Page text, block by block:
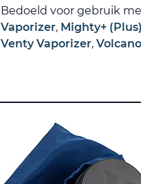
Bedoeld voor gebruik
Vaporizer, Mighty+
Venty Vaporizer,